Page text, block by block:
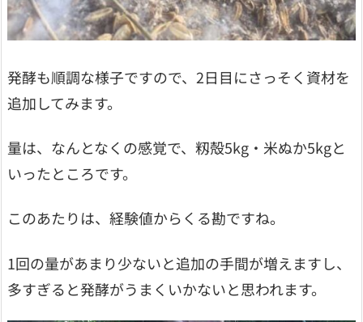
発酵も順調な様子ですので、2日目にさっそく資材を
追加してみます。
量は、なんとなくの感覚で、籾殻5kg・米ぬか5kgと
いったところです。
このあたりは、経験値からくる勘ですね。
1回の量があまり少ないと追加の手間が増えますし、
多すぎると発酵がうまくいかないと思われます。